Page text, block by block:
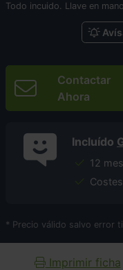
Todo incuido. Llave en
Contactar
Ahora
Incluído
12
* Precio válido salvo error
Imprimir ficha